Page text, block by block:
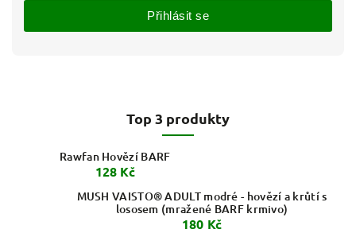
Top 3 produkty
Rawfan Hovězí BARF
128 Kč
MUSH VAISTO® ADULT modré - hovězí a krůtí s
lososem (mražené BARF krmivo)
180 Kč
Přihlásit se